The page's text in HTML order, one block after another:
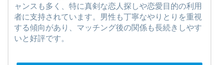
ャンスも多く、特に真剣な恋人探しや恋愛目的の利用
者に支持されています。男性も丁寧なやりとりを重視
する傾向があり、マッチング後の関係も長続きしやす
いと好評です。